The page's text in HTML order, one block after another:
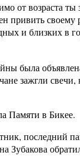
от возраста ты
привить своему
и близких в
была
зажгли свечи,
Памяти в Бикее.
последний
Зубакова